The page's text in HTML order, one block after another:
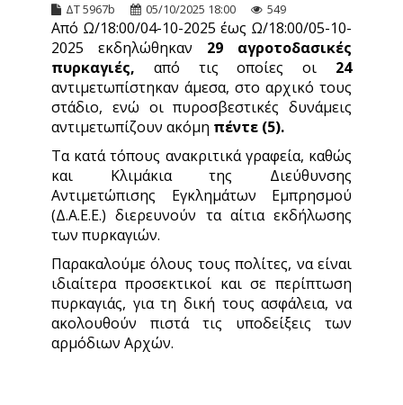
ΔΤ 5967b 05/10/2025 18:00 549
Από Ω/18:00/04-10-2025 έως Ω/18:00/05-10-
2025 εκδηλώθηκαν 29 αγροτοδασικές
πυρκαγιές, από τις οποίες οι 24
αντιμετωπίστηκαν άμεσα, στο αρχικό τους
στάδιο, ενώ οι πυροσβεστικές δυνάμεις
αντιμετωπίζουν ακόμη πέντε (5).
Τα κατά τόπους ανακριτικά γραφεία, καθώς
και Κλιμάκια της Διεύθυνσης
Αντιμετώπισης Εγκλημάτων Εμπρησμού
(Δ.Α.Ε.Ε.) διερευνούν τα αίτια εκδήλωσης
των πυρκαγιών.
Παρακαλούμε όλους τους πολίτες, να είναι
ιδιαίτερα προσεκτικοί και σε περίπτωση
πυρκαγιάς, για τη δική τους ασφάλεια, να
ακολουθούν πιστά τις υποδείξεις των
αρμόδιων Αρχών.